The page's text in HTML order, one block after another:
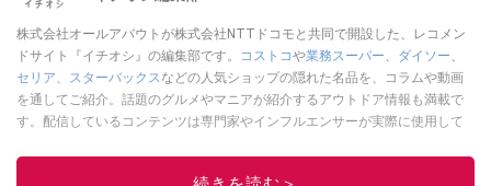
株式会社オールアバウトが株式会社NTTドコモと共同で開設した、レコメン
ドサイト『イチオシ』の編集部です。
コストコや業務スーパー ダイソー
セリア
スターバックス などの人気ショップの隠れた名品を、コラムや動画
を通してご紹介。話題のグルメやマニアが紹介するアウトドア情報も満載で
す。配信しているコンテンツは専門家やインフルエンサーが実際に使用して
ニュースでフォロー